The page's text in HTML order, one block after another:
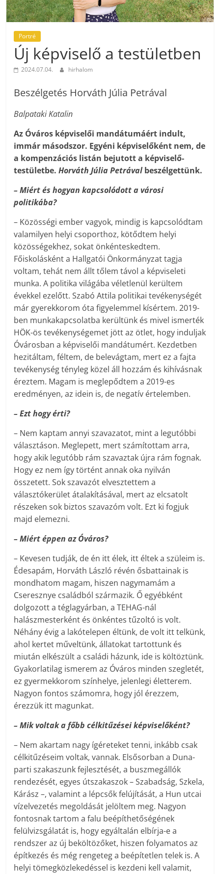
Portré
Új képviselő a testületben
2024.07.04. hirhalom
Beszélgetés Horváth Júlia Petrával
Balpataki Katalin
Az Óváros képviselői mandátumáért indult,
immár másodszor. Egyéni képviselőként nem, de
a kompenzációs listán bejutott a képviselő-
testületbe.Horváth Júlia Petrával beszélgettünk.
– Miért és hogyan kapcsolódott a városi
politikába?
– Közösségi ember vagyok, mindig is kapcsolódtam
valamilyen helyi csoporthoz, kötődtem helyi
közösségekhez, sokat önkénteskedtem.
Főiskolásként a Hallgatói Önkormányzat tagja
voltam, tehát nem állt tőlem távol a képviseleti
munka. A politika világába véletlenül kerültem
évekkel ezelőtt. Szabó Attila politikai tevékenységét
már gyerekkorom óta figyelemmel kísértem. 2019-
ben munkakapcsolatba kerültünk és mivel ismerték
HÖK-ös tevékenységemet jött az ötlet, hogy induljak
Óvárosban a képviselői mandátumért. Kezdetben
hezitáltam, féltem, de belevágtam, mert ez a fajta
tevékenység tényleg közel áll hozzám és kihívásnak
éreztem. Magam is meglepődtem a 2019-es
eredményen, az idein is, de negatív értelemben.
– Ezt hogy érti?
– Nem kaptam annyi szavazatot, mint a legutóbbi
választáson. Meglepett, mert számítottam arra,
hogy akik legutóbb rám szavaztak újra rám fognak.
Hogy ez nem így történt annak oka nyilván
összetett. Sok szavazót elvesztettem a
választókerület átalakításával, mert az elcsatolt
részeken sok biztos szavazóm volt. Ezt ki fogjuk
majd elemezni.
– Miért éppen az Óváros?
– Kevesen tudják, de én itt élek, itt éltek a szüleim is.
Édesapám, Horváth László révén ősbattainak is
mondhatom magam, hiszen nagymamám a
Cseresznye családból származik. Ő egyébként
dolgozott a téglagyárban, a TEHAG-nál
halászmesterként és önkéntes tűzoltó is volt.
Néhány évig a lakótelepen éltünk, de volt itt telkünk,
ahol kertet műveltünk, állatokat tartottunk és
miután elkészült a családi házunk, ide is költöztünk.
Gyakorlatilag ismerem az Óváros minden szegletét,
ez gyermekkorom színhelye, jelenlegi életterem.
Nagyon fontos számomra, hogy jól érezzem,
érezzük itt magunkat.
– Mik voltak a főbb célkitűzései képviselőként?
– Nem akartam nagy ígéreteket tenni, inkább csak
célkitűzéseim voltak, vannak. Elsősorban a Duna-
parti szakaszunk fejlesztését, a buszmegállók
rendezését, egyes útszakaszok – Szabadság, Szkela,
Kárász –, valamint a lépcsők felújítását, a Hun utcai
vízelvezetés megoldását jelöltem meg. Nagyon
fontosnak tartom a falu beépíthetőségének
felülvizsgálatát is, hogy egyáltalán elbírja-e a
rendszer az új beköltözőket, hiszen folyamatos az
építkezés és még rengeteg a beépítetlen telek is. A
helyi tömegközlekedéssel is kezdeni kell valamit,